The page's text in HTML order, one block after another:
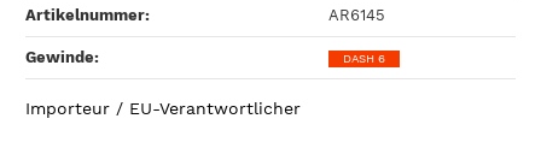
Artikelnummer: AR6145
Gewinde‍: DASH 6
Importeur / EU-Verantwortlicher